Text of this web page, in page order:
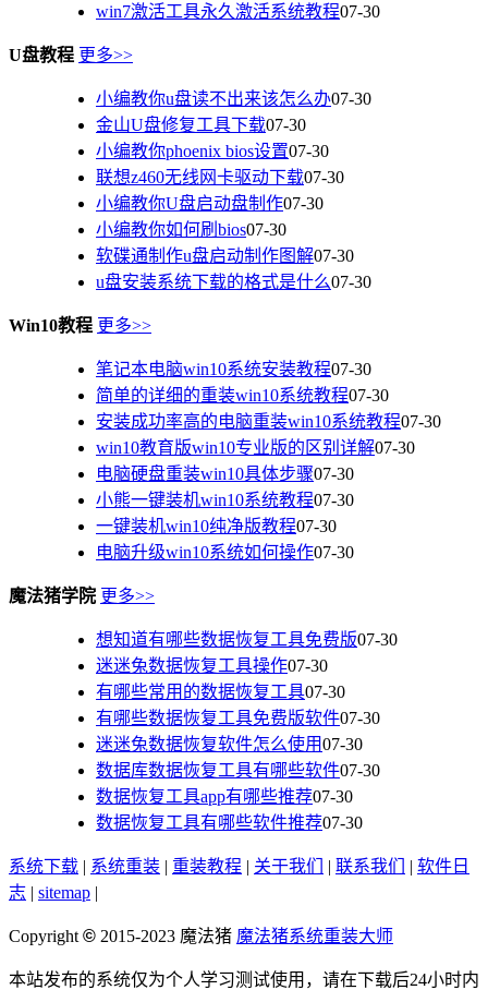
win7激活工具永久激活系统教程07-30
U盘教程 更多>>
小编教你u盘读不出来该怎么办07-30
金山U盘修复工具下载07-30
小编教你phoenix bios设置07-30
联想z460无线网卡驱动下载07-30
小编教你U盘启动盘制作07-30
小编教你如何刷bios07-30
软碟通制作u盘启动制作图解07-30
u盘安装系统下载的格式是什么07-30
Win10教程 更多>>
笔记本电脑win10系统安装教程07-30
简单的详细的重装win10系统教程07-30
安装成功率高的电脑重装win10系统教程07-30
win10教育版win10专业版的区别详解07-30
电脑硬盘重装win10具体步骤07-30
小熊一键装机win10系统教程07-30
一键装机win10纯净版教程07-30
电脑升级win10系统如何操作07-30
魔法猪学院 更多>>
想知道有哪些数据恢复工具免费版07-30
迷迷兔数据恢复工具操作07-30
有哪些常用的数据恢复工具07-30
有哪些数据恢复工具免费版软件07-30
迷迷兔数据恢复软件怎么使用07-30
数据库数据恢复工具有哪些软件07-30
数据恢复工具app有哪些推荐07-30
数据恢复工具有哪些软件推荐07-30
系统下载 | 系统重装 | 重装教程 | 关于我们 | 联系我们 | 软件日
志 | sitemap |
Copyright © 2015-2023 魔法猪 魔法猪系统重装大师
本站发布的系统仅为个人学习测试使用，请在下载后24小时内